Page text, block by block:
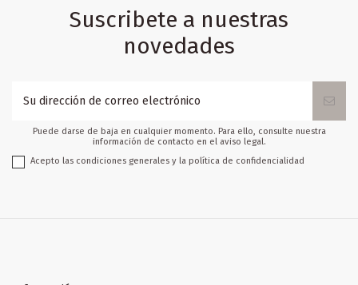
Suscribete a nuestras
novedades
Puede darse de baja en cualquier momento. Para ello, consulte nuestra
información de contacto en el aviso legal.
Acepto las condiciones generales y la política de confidencialidad